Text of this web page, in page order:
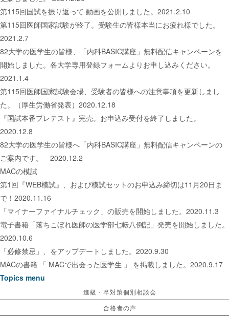
第115回国試を振り返って 動画を公開しました。2021.2.10
第115回医師国家試験が終了。受験生の皆様本当にお疲れ様でした。
2021.2.7
82大学の医学生の皆様、「内科BASIC講座」無料配信キャンペーンを
開始しました。各大学専用登録フォームよりお申し込みください。
2021.1.4
第115回医師国家試験会場、受験者の皆様への注意事項を更新しまし
た。（厚生労働省発表）2020.12.18
『国試本番プレテスト』完売。お申込み受付を終了しました。
2020.12.8
82大学の医学生の皆様へ「内科BASIC講座」無料配信キャンペーンの
ご案内です。 2020.12.2
MACの模試
第1回『WEB模試』、および模試セットのお申込み締切は11月20日ま
で！2020.11.16
「マイナーファイナルチェック」の販売を開始しました。2020.11.3
電子書籍「落ちこぼれ医師の医学部七転八倒記」発売を開始しました。
2020.10.6
「必修禁忌」、をアップデートしました。2020.9.30
MACの書籍 「 MACで出会った医学生 」 を掲載しました。2020.9.17
Topics menu
進級・卒対策個別相談会
合格者の声